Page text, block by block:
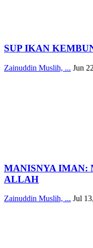
SUP IKAN
Zainuddin Muslih, ... Jun
MANISNYA IMAN:
ALLAH
Zainuddin Muslih, ... Jul